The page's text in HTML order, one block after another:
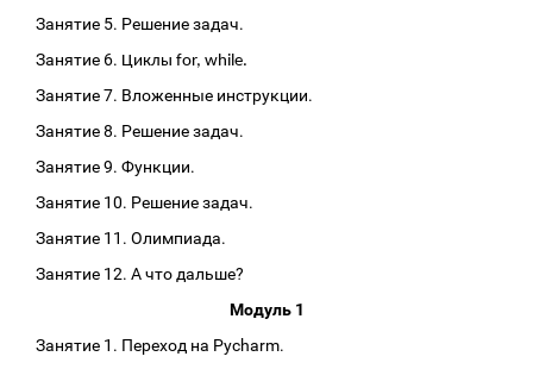
Занятие 5. Решение задач.
Занятие 6. Циклы for, while.
Занятие 7. Вложенные инструкции.
Занятие 8. Решение задач.
Занятие 9. Функции.
Занятие 10. Решение задач.
Занятие 11. Олимпиада.
Занятие 12. А что дальше?
Модуль 1
Занятие 1. Переход на Pycharm.